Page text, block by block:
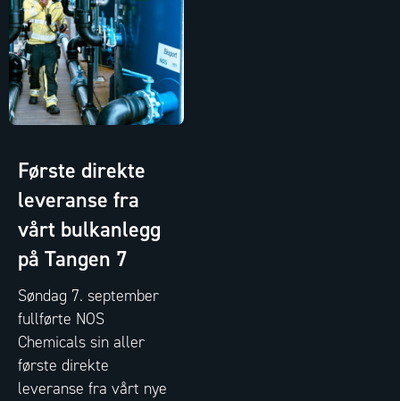
Første direkte
leveranse fra
vårt bulkanlegg
på Tangen 7
Søndag 7. september
fullførte NOS
Chemicals sin aller
første direkte
leveranse fra vårt nye